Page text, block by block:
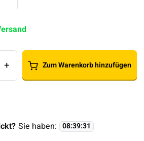
+ Zum Warenkorb hinzufügen
Sie haben: 08:39:31